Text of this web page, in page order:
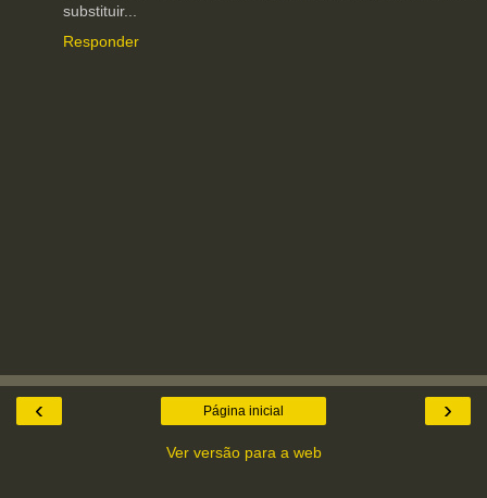
substituir...
Responder
‹ ›
Página inicial
Ver versão para a web